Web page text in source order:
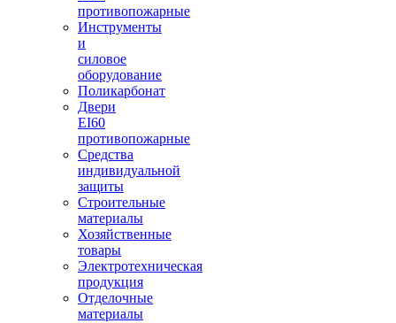
противопожарные
Инструменты
и
силовое
оборудование
Поликарбонат
Двери
EI60
противопожарные
Средства
индивидуальной
защиты
Строительные
материалы
Хозяйственные
товары
Электротехническая
продукция
Отделочные
материалы